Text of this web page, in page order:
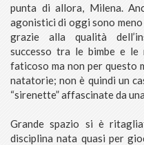
punta di allora, Milena.
agonistici di oggi sono
grazie alla qualità
successo tra le bimbe e le
faticoso ma non per
natatorie; non è quindi un
“sirenette” affascinate da
Grande spazio si è
disciplina nata quasi per